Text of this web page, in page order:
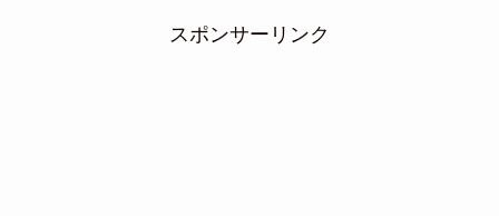
スポンサーリンク